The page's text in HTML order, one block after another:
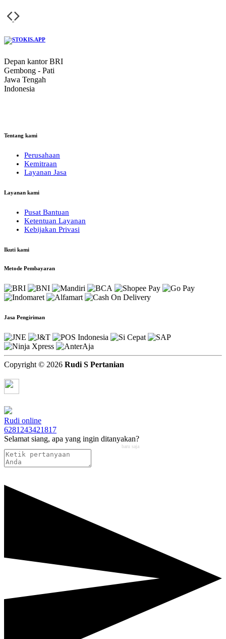
Depan kantor BRI
Gembong - Pati
Jawa Tengah
Indonesia
Tentang kami
Perusahaan
Kemitraan
Layanan Jasa
Layanan kami
Pusat Bantuan
Ketentuan Layanan
Kebijakan Privasi
Ikuti kami
Metode Pembayaran
Jasa Pengiriman
Copyright © 2026 Rudi S Pertanian
Rudi online
6281243421817
Selamat siang, apa yang ingin ditanyakan?
baru saja